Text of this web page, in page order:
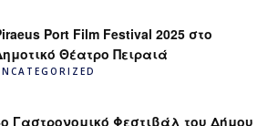
Port Film Festival 2025 στο
Θέατρο Πειραιά
Γαστρονομικό Φεστιβάλ του Δήμου